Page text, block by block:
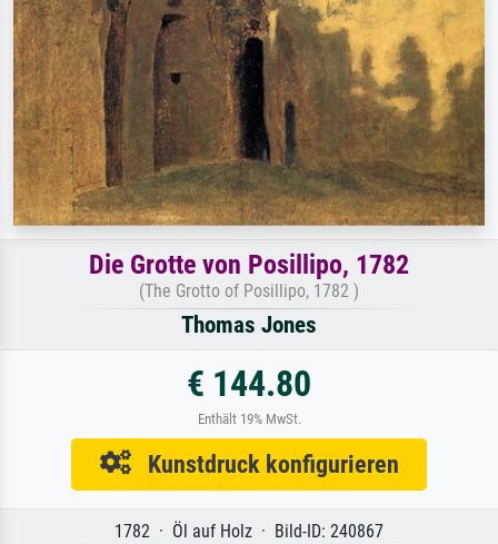
Die Grotte von Posillipo, 1782
(The Grotto of Posillipo, 1782 )
Thomas Jones
€ 144.80
Enthält 19% MwSt.
Kunstdruck konfigurieren
1782 · Öl auf Holz · Bild-ID: 240867